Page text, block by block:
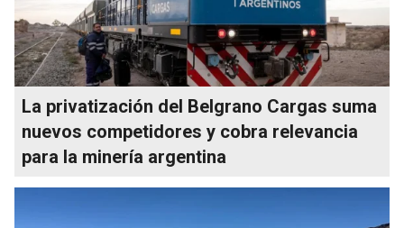
La privatización del Belgrano Cargas suma
nuevos competidores y cobra relevancia
para la minería argentina